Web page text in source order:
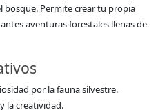
bosque. Permite crear tu propia
aventuras forestales llenas de
por la fauna silvestre.
la creatividad.